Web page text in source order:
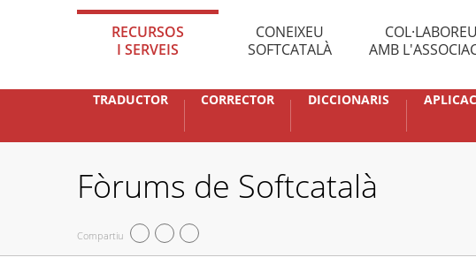
RECURSOS
I SERVEIS
CONEIXEU
SOFTCATALÀ
COL·LABOREU
AMB
TRADUCTOR CORRECTOR DICCIONARIS
Fòrums de Softcatalà
Compartiu